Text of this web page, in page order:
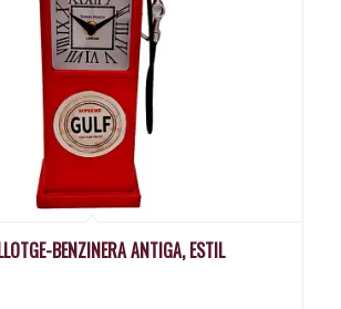
BENZINERA ANTIGA, ESTIL